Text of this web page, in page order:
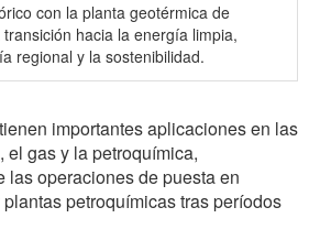
con la planta geotérmica de
hacia la energía limpia,
regional y la sostenibilidad.
importantes aplicaciones en las
el gas y la petroquímica,
las operaciones de puesta en
petroquímicas tras períodos